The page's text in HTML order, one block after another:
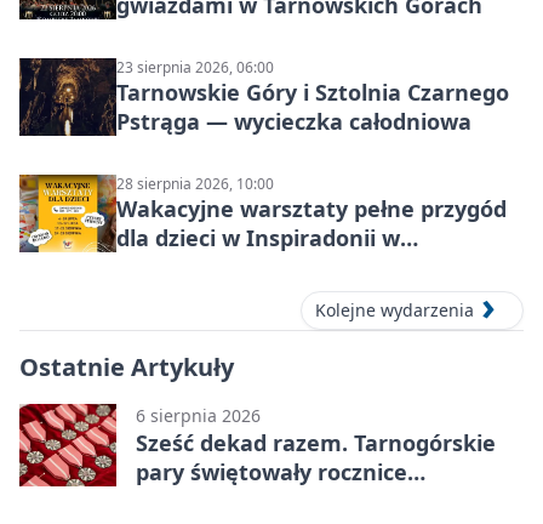
23 sierpnia 2026, 06:00
Tarnowskie Góry i Sztolnia Czarnego
Pstrąga — wycieczka całodniowa
28 sierpnia 2026, 10:00
Wakacyjne warsztaty pełne przygód
dla dzieci w Inspiradonii w
Kolejne wydarzenia
Ostatnie Artykuły
6 sierpnia 2026
Sześć dekad razem. Tarnogórskie
pary świętowały rocznice